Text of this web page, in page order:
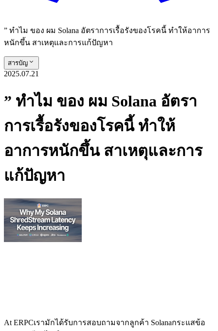
” ทําไม ของ ผม Solana อัตราการเรื้อรังของโรคนี้ ทําให้อาการ
หนักขึ้น สาเหตุและการแก้ปัญหา
สารบัญ
2025.07.21
” ทําไม ของ ผม Solana อัตรา
การเรื้อรังของโรคนี้ ทําให้
อาการหนักขึ้น สาเหตุและการ
แก้ปัญหา
At ERPCเรามักได้รับการสอบถามจากลูกค้า Solanaกระแสข้อ